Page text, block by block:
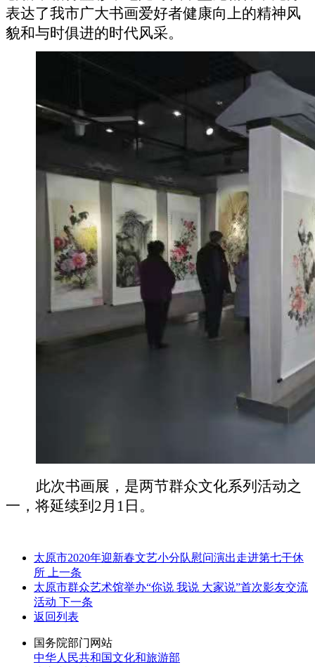
表达了我市广大书画爱好者健康向上的精神风
貌和与时俱进的时代风采。
此次书画展，是两节群众文化系列活动之
一，将延续到2月1日。
太原市2020年迎新春文艺小分队慰问演出走进第七干休
所
上一条
太原市群众艺术馆举办“你说 我说 大家说”首次影友交流
活动 下一条
返回列表
国务院部门网站
中华人民共和国文化和旅游部